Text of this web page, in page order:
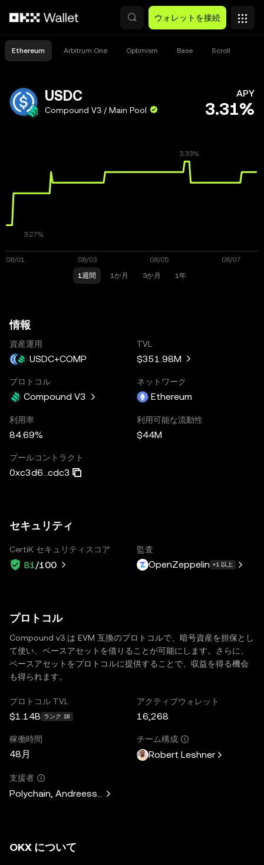
ウォレットを接続
Ethereum Arbitrum One Optimism Base Scroll
USDC
Compound V3 / Main Pool
APY
3.31%
1週間 1か月 3か月 1年
情報
資産運用
USDC+COMP
TVL
$351.98M
プロトコル
Compound V3
ネットワーク
Ethereum
利用率
84.69%
利用可能な流動性
$44M
プールコントラクト
0xc3d6...cdc3
セキュリティ
CertiK セキュリティスコア
81/100
監査
OpenZeppelin +1 以上
プロトコル
Compound v3 は EVM 互換のプロトコルで、暗号資産を担保とし
て使い、ベースアセットを借りることが可能にします。さらに、
ベースアセットをプロトコルに提供することで、収益を得る機会
も得られます。
プロトコル TVL
$1.14B ランク 18
アクティブウォレット
16,268
稼働時間
48月
チーム構成
Robert Leshner
支援者
Polychain, Andreessen Horowitz, Paradigm, Bain Capital
OKX について